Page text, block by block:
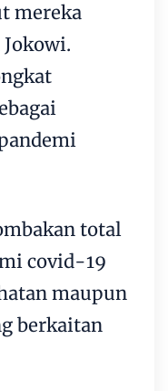
mereka
total
covid-19
maupun
berkaitan